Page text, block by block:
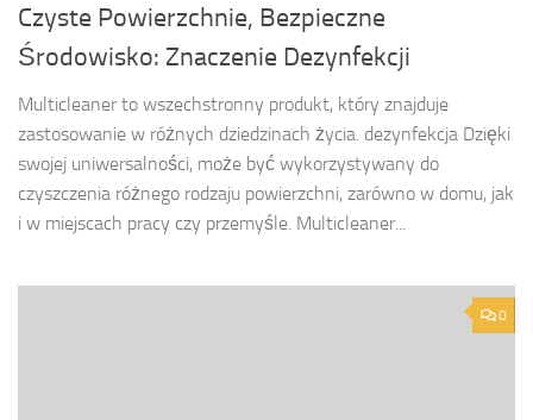
Czyste Powierzchnie, Bezpieczne
Środowisko: Znaczenie Dezynfekcji
Multicleaner to wszechstronny produkt, który znajduje
zastosowanie w różnych dziedzinach życia. dezynfekcja Dzięki
swojej uniwersalności, może być wykorzystywany do
czyszczenia różnego rodzaju powierzchni, zarówno w domu, jak
i w miejscach pracy czy przemyśle. Multicleaner...
0